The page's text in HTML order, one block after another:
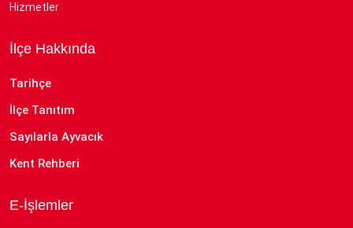
Hizmetler
İlçe Hakkında
Tarihçe
İlçe Tanıtım
Sayılarla Ayvacık
Kent Rehberi
E-İşlemler